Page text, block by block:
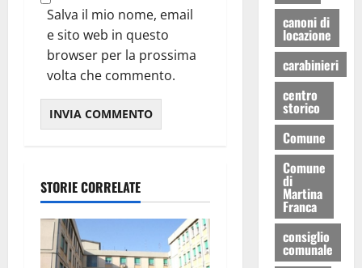
Salva il mio nome, email
e sito web in questo
browser per la prossima
volta che commento.
STORIE CORRELATE
canoni di
locazione
carabinieri
centro
storico
Comune
Comune
di
Martina
Franca
consiglio
comunale